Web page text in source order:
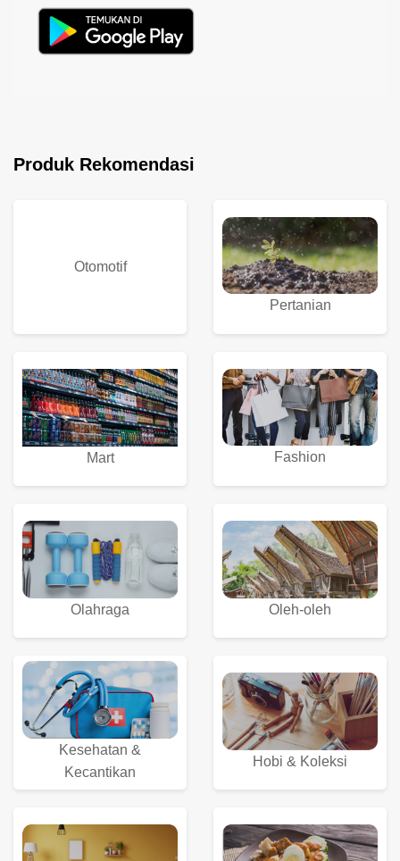
Produk Rekomendasi
Otomotif
Pertanian
Mart Fashion
Olahraga Oleh-oleh
Kesehatan &
Kecantikan
Hobi & Koleksi